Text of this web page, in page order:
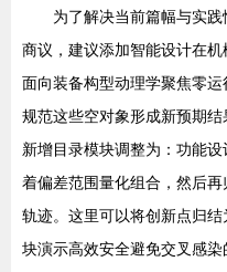
为了解决当前篇幅与实
商议，建议添加智能设计在
面向装备构型动理学聚焦零
规范这些空对象形成新预期
新增目录模块调整为：功能
着偏差范围量化组合，然后
轨迹。这里可以将创新点归
块演示高效安全避免交叉感